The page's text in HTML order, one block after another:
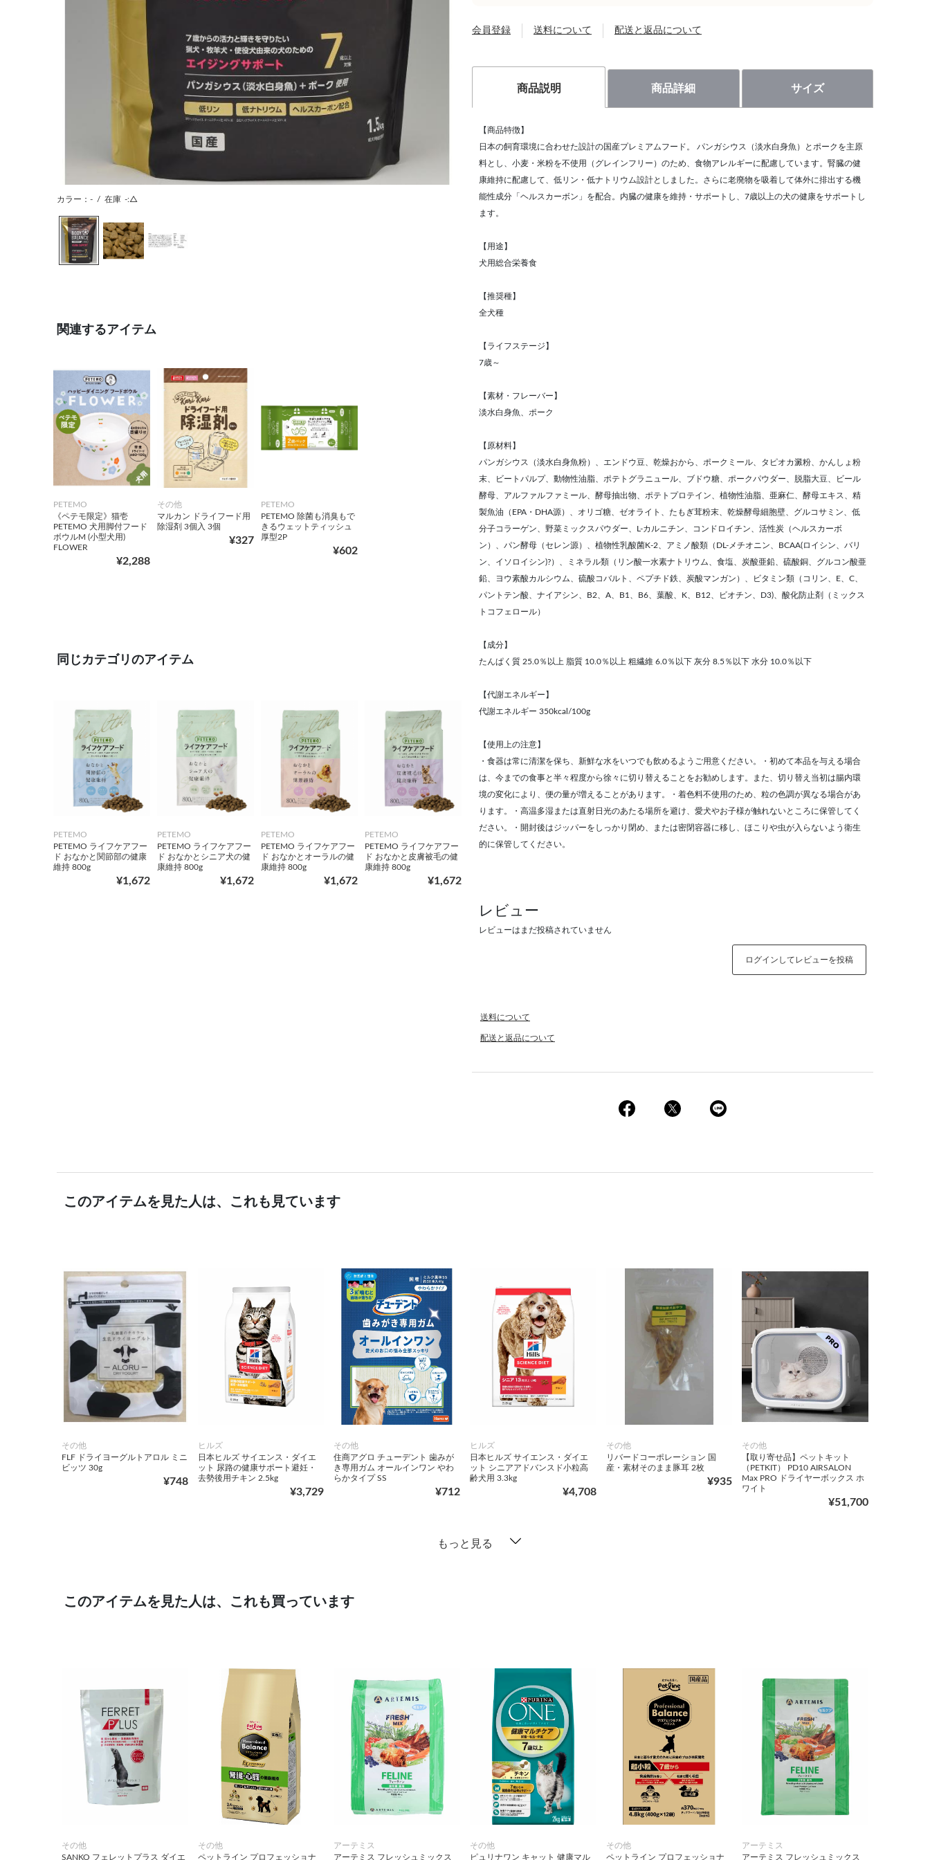
カラー：- / 在庫 -:△
関連するアイテム
PETEMO
《ペテモ限定》猫壱
PETEMO 犬用脚付フード
ボウルM (小型犬用)
FLOWER
¥2,288
その他
マルカン ドライフード用
除湿剤 3個入 3個
¥327
PETEMO
PETEMO 除菌も消臭もで
きるウェットティッシュ
厚型2P
¥602
同じカテゴリのアイテム
PETEMO
PETEMO ライフケアフー
ド おなかと関節部の健康
維持 800g
¥1,672
PETEMO
PETEMO ライフケアフー
ド おなかとシニア犬の健
康維持 800g
¥1,672
PETEMO
PETEMO ライフケアフー
ド おなかとオーラルの健
康維持 800g
¥1,672
PETEMO
PETEMO ライフケアフー
ド おなかと皮膚被毛の健
康維持 800g
¥1,672
会員登録 送料について 配送と返品について
商品説明 商品詳細 サイズ
【商品特徴】
日本の飼育環境に合わせた設計の国産プレミアムフード。 パンガシウス（淡水白身魚）とポークを主原
料とし、小麦・米粉を不使用（グレインフリー）のため、食物アレルギーに配慮しています。腎臓の健
康維持に配慮して、低リン・低ナトリウム設計としました。さらに老廃物を吸着して体外に排出する機
能性成分「ヘルスカーボン」を配合。内臓の健康を維持・サポートし、7歳以上の犬の健康をサポートし
ます。
【用途】
犬用総合栄養食
【推奨種】
全犬種
【ライフステージ】
7歳～
【素材・フレーバー】
淡水白身魚、ポーク
【原材料】
パンガシウス（淡水白身魚粉）、エンドウ豆、乾燥おから、ポークミール、タピオカ澱粉、かんしょ粉
末、ビートパルプ、動物性油脂、ポテトグラニュール、ブドウ糖、ポークパウダー、脱脂大豆、ビール
酵母、アルファルファミール、酵母抽出物、ポテトプロテイン、植物性油脂、亜麻仁、酵母エキス、精
製魚油（EPA・DHA源）、オリゴ糖、ゼオライト、たもぎ茸粉末、乾燥酵母細胞壁、グルコサミン、低
分子コラーゲン、野菜ミックスパウダー、L-カルニチン、コンドロイチン、活性炭（ヘルスカーボ
ン）、パン酵母（セレン源）、植物性乳酸菌K-2、アミノ酸類（DL-メチオニン、BCAA(ロイシン、バリ
ン、イソロイシン)?）、ミネラル類（リン酸一水素ナトリウム、食塩、炭酸亜鉛、硫酸銅、グルコン酸亜
鉛、ヨウ素酸カルシウム、硫酸コバルト、ペプチド鉄、炭酸マンガン）、ビタミン類（コリン、E、C、
パントテン酸、ナイアシン、B2、A、B1、B6、葉酸、K、B12、ビオチン、D3)、酸化防止剤（ミックス
トコフェロール）
【成分】
たんぱく質 25.0％以上 脂質 10.0％以上 粗繊維 6.0％以下 灰分 8.5％以下 水分 10.0％以下
【代謝エネルギー】
代謝エネルギー 350kcal/100g
【使用上の注意】
・食器は常に清潔を保ち、新鮮な水をいつでも飲めるようご用意ください。・初めて本品を与える場合
は、今までの食事と半々程度から徐々に切り替えることをお勧めします。また、切り替え当初は腸内環
境の変化により、便の量が増えることがあります。・着色料不使用のため、粒の色調が異なる場合があ
ります。・高温多湿または直射日光のあたる場所を避け、愛犬やお子様が触れないところに保管してく
ださい。・開封後はジッパーをしっかり閉め、または密閉容器に移し、ほこりや虫が入らないよう衛生
的に保管してください。
レビュー
レビューはまだ投稿されていません
ログインしてレビューを投稿
送料について
配送と返品について
このアイテムを見た人は、これも見ています
その他
FLF ドライヨーグルトアロル ミニ
ビッツ 30g
¥748
ヒルズ
日本ヒルズ サイエンス・ダイエ
ット 尿路の健康サポート避妊・
去勢後用チキン 2.5kg
¥3,729
その他
住商アグロ チューデント 歯みが
き専用ガム オールインワン やわ
らかタイプ SS
¥712
ヒルズ
日本ヒルズ サイエンス・ダイエ
ット シニアアドバンスド小粒高
齢犬用 3.3kg
¥4,708
その他
リバードコーポレーション 国
産・素材そのまま豚耳 2枚
¥935
その他
【取り寄せ品】ペットキット
（PETKIT） PD10 AIRSALON
Max PRO ドライヤーボックス ホ
ワイト
¥51,700
もっと見る
このアイテムを見た人は、これも買っています
その他
SANKO フェレットプラス ダイエ
その他
ペットライン プロフェッショナ
アーテミス
アーテミス フレッシュミックス
その他
ピュリナワン キャット 健康マル
その他
ペットライン プロフェッショナ
アーテミス
アーテミス フレッシュミックス